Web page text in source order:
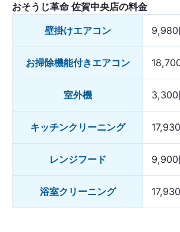
おそうじ革命 佐賀中央店の料金
壁掛けエアコン
9,980
お掃除機能付きエアコン
室外機 3,300
キッチンクリーニング
レンジフード 9,900
浴室クリーニング